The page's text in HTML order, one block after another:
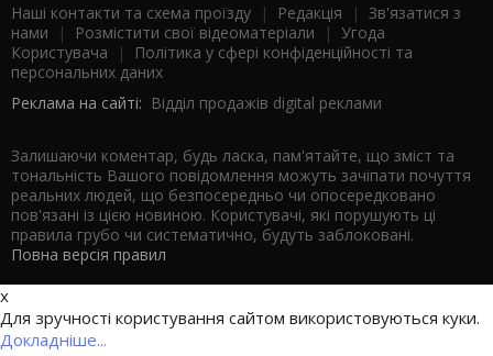
Наші контакти та схема проїзду | Редакція | Зв'язатися з
нами | Розмістити свої відеоматеріали | Угода
Користувача |
Політика у сфері конфіденційності та
персональних даних
Реклама на сайті: Відділ продажів digital реклами
Залишаючи коментар, будь ласка, пам'ятайте, що зміст та
тональність Вашого повідомлення можуть зачіпати почуття
реальних людей, що безпосередньо чи опосередковано
пов'язані із цією новиною. Користувачі, які порушують ці
правила грубо чи систематично, будуть заблоковані.
Повна версія правил
x
Для зручності користування сайтом використовуються куки.
Докладніше...